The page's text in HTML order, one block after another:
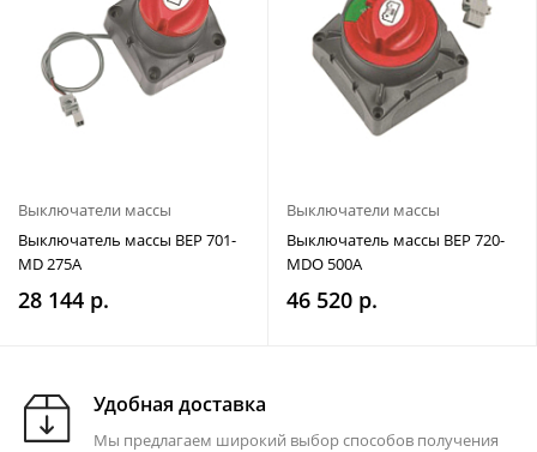
Выключатели массы
Выключатель массы BEP 701-
MD 275A
28 144 р.
Выключатели массы
Выключатель массы BEP 720-
MDO 500A
46 520 р.
Удобная доставка
Мы предлагаем широкий выбор способов получения